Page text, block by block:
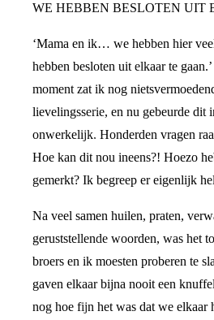
WE HEBBEN BESLOTEN UIT
‘Mama en ik… we hebben hier
hebben besloten uit elkaar te
moment zat ik nog
lievelingsserie, en nu gebeurde dit
onwerkelijk. Honderden vragen
Hoe kan dit nou ineens?! Hoezo
gemerkt? Ik begreep er eigenlijk
Na veel samen huilen, praten,
geruststellende woorden, was het
broers en ik moesten proberen te
gaven elkaar bijna nooit een
nog hoe fijn het was dat we elkaar